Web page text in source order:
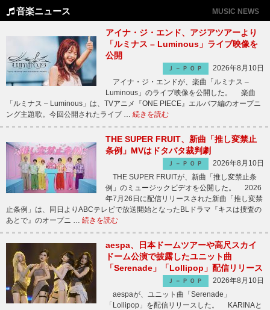
音楽ニュース MUSIC NEWS
アイナ・ジ・エンド、アジアツアーより
「ルミナス – Luminous」ライブ映像を
公開
Ｊ－ＰＯＰ
2026年8月10日
アイナ・ジ・エンドが、楽曲「ルミナス –
Luminous」のライブ映像を公開した。 楽曲
「ルミナス – Luminous」は、TVアニメ『ONE PIECE』エルバフ編のオープニ
ング主題歌。今回公開されたライブ … 続きを読む
THE SUPER FRUIT、新曲「推し変禁止
条例」MVはドタバタ裁判劇
Ｊ－ＰＯＰ
2026年8月10日
THE SUPER FRUITが、新曲「推し変禁止条
例」のミュージックビデオを公開した。 2026
年7月26日に配信リリースされた新曲「推し変禁
止条例」は、同日よりABCテレビで放送開始となったBLドラマ『キスは捜査の
あとで』のオープニ … 続きを読む
aespa、日本ドームツアーや高尺スカイ
ドーム公演で披露したユニット曲
「Serenade」「Lollipop」配信リリース
Ｊ－ＰＯＰ
2026年8月10日
aespaが、ユニット曲「Serenade」
「Lollipop」を配信リリースした。 KARINAと